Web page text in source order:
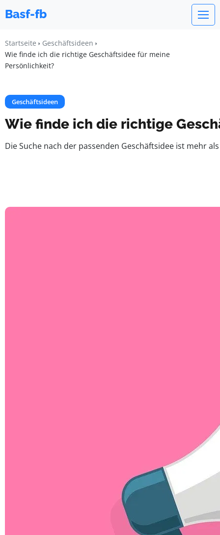
Basf-fb
Startseite
Geschäftsideen
Wie finde ich die richtige Geschäftsidee für meine
Persönlichkeit?
Geschäftsideen
Wie finde ich die richtige
Die Suche nach der passenden Geschäftsidee ist mehr